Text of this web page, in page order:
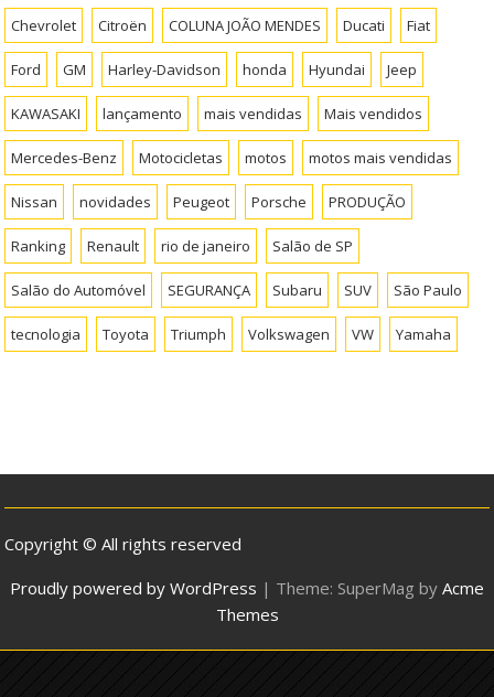
Chevrolet Citroën COLUNA JOÃO MENDES Ducati Fiat
Ford GM Harley-Davidson honda Hyundai Jeep
KAWASAKI lançamento mais vendidas Mais vendidos
Mercedes-Benz Motocicletas motos motos mais vendidas
Nissan novidades Peugeot Porsche PRODUÇÃO
Ranking Renault rio de janeiro Salão de SP
Salão do Automóvel SEGURANÇA Subaru SUV São Paulo
tecnologia Toyota Triumph Volkswagen VW Yamaha
Copyright © All rights reserved
Proudly powered by WordPress | Theme: SuperMag by Acme
Themes